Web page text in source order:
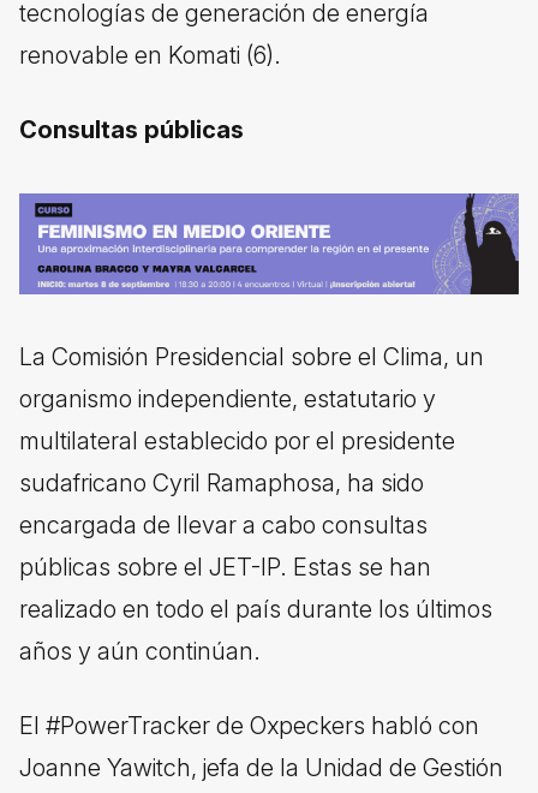
tecnologías de generación de energía
renovable en Komati (6).
Consultas públicas
La Comisión Presidencial sobre el Clima, un
organismo independiente, estatutario y
multilateral establecido por el presidente
sudafricano Cyril Ramaphosa, ha sido
encargada de llevar a cabo consultas
públicas sobre el JET-IP. Estas se han
realizado en todo el país durante los últimos
años y aún continúan.
El #PowerTracker de Oxpeckers habló con
Joanne Yawitch, jefa de la Unidad de Gestión